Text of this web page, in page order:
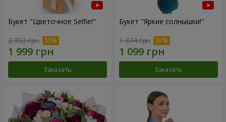
Букет "Цветочное Selfie!"
2 352 грн
Заказать
Букет "Яркие солнышки!"
1 374 грн
Заказать